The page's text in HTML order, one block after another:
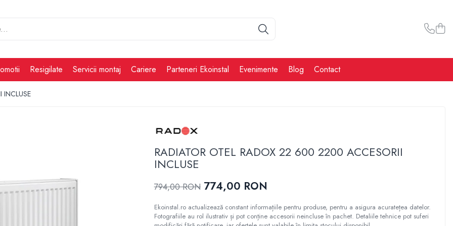
Resigilate Servicii montaj Cariere Parteneri Ekoinstal Evenimente Blog Contact
RADIATOR OTEL RADOX 22 600 2200 ACCESORII
INCLUSE
794,00 RON 774,00 RON
Ekoinstal.ro actualizează constant informațiile pentru produse, pentru a asigura acuratețea datelor.
Fotografiile au rol ilustrativ și pot conține accesorii neincluse în pachet. Detaliile tehnice pot suferi